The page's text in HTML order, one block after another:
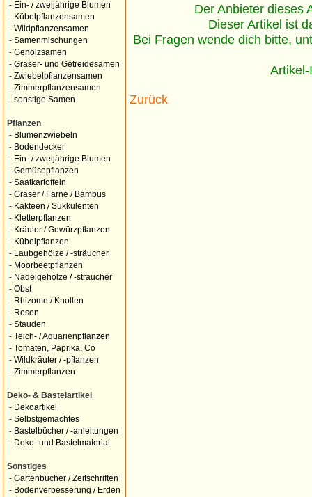
- Ein- / zweijährige Blumen
- Kübelpflanzensamen
- Wildpflanzensamen
- Samenmischungen
- Gehölzsamen
- Gräser- und Getreidesamen
- Zwiebelpflanzensamen
- Zimmerpflanzensamen
- sonstige Samen
Pflanzen
- Blumenzwiebeln
- Bodendecker
- Ein- / zweijährige Blumen
- Gemüsepflanzen
- Saatkartoffeln
- Gräser / Farne / Bambus
- Kakteen / Sukkulenten
- Kletterpflanzen
- Kräuter / Gewürzpflanzen
- Kübelpflanzen
-
Laubgehölze / -sträucher
- Moorbeetpflanzen
- Nadelgehölze / -sträucher
- Obst
- Rhizome / Knollen
- Rosen
- Stauden
- Teich- / Aquarienpflanzen
- Tomaten, Paprika, Co
- Wildkräuter / -pflanzen
- Zimmerpflanzen
Deko- & Bastelartikel
- Dekoartikel
- Selbstgemachtes
- Bastelbücher / -anleitungen
- Deko- und Bastelmaterial
Sonstiges
- Gartenbücher / Zeitschriften
- Bodenverbesserung / Erden
Der Anbieter dieses
Dieser Artikel ist
Bei Fragen wende dich bitte,
Zurück